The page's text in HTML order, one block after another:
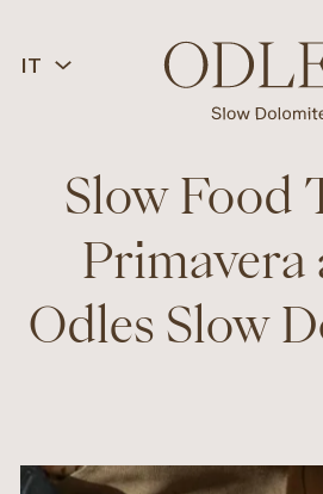
IT
Slow Food
Primavera
Odles Slow